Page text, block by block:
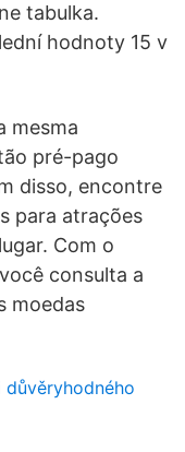
tabulka.
hodnoty 15 v
mesma
pré-pago
disso, encontre
para atrações
Com o
consulta a
moedas